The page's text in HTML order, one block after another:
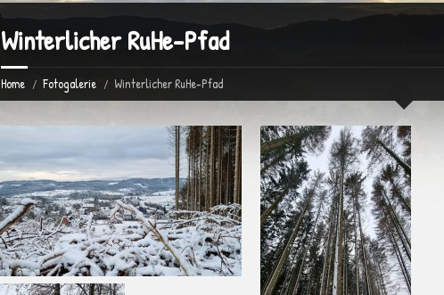
Winterlicher RuHe-Pfad
Home Fotogalerie Winterlicher RuHe-Pfad